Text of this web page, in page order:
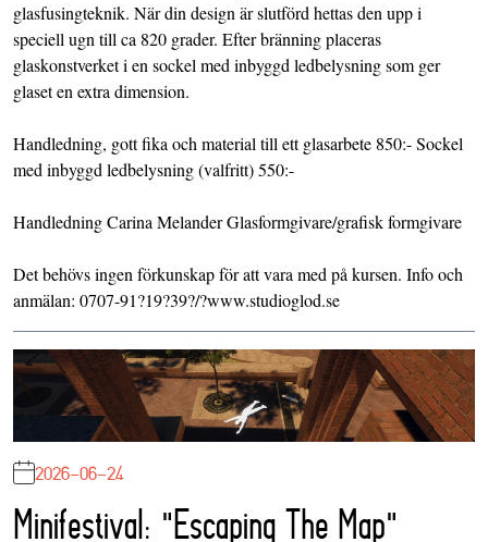
glasfusingteknik. När din design är slutförd hettas den upp i
speciell ugn till ca 820 grader. Efter bränning placeras
glaskonstverket i en sockel med inbyggd ledbelysning som ger
glaset en extra dimension.
Handledning, gott fika och material till ett glasarbete 850:- Sockel
med inbyggd ledbelysning (valfritt) 550:-
Handledning Carina Melander Glasformgivare/grafisk formgivare
Det behövs ingen förkunskap för att vara med på kursen. Info och
anmälan: 0707-91?19?39?/?www.studioglod.se
2026-06-24
Minifestival: "Escaping The Map"